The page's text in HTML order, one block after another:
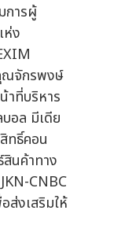
การผู้
ห่ง
ณจักรพงษ์
าที่บริหาร
บอล มีเดีย
ทธิ์คอน
นค้าทาง
CNBC
ส่งเสริมให้